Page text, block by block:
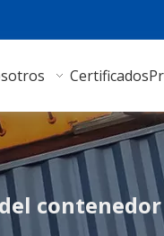
Certificados